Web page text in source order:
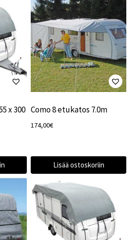
x 300 Como 8 etukatos 7.0m
174,00€
Lisää ostoskoriin